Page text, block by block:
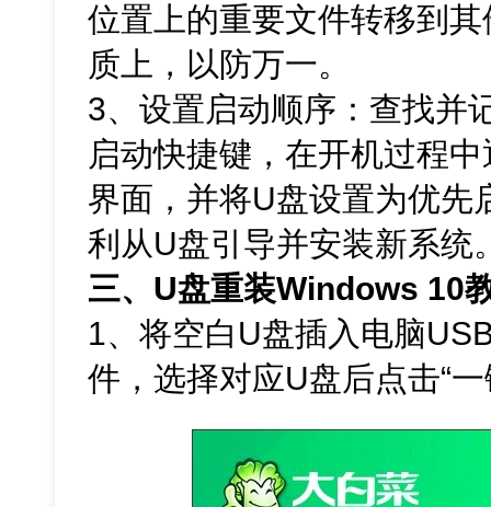
位置上的重要文件转移到
质上，以防万一。
3、设置启动顺序：查找并
启动快捷键，在开机过程
界面，并将U盘设置为优先
利从U盘引导并安装新系统
三、U盘重装Windows 10
1、将空白U盘插入电脑
件，选择对应U盘后点击“一